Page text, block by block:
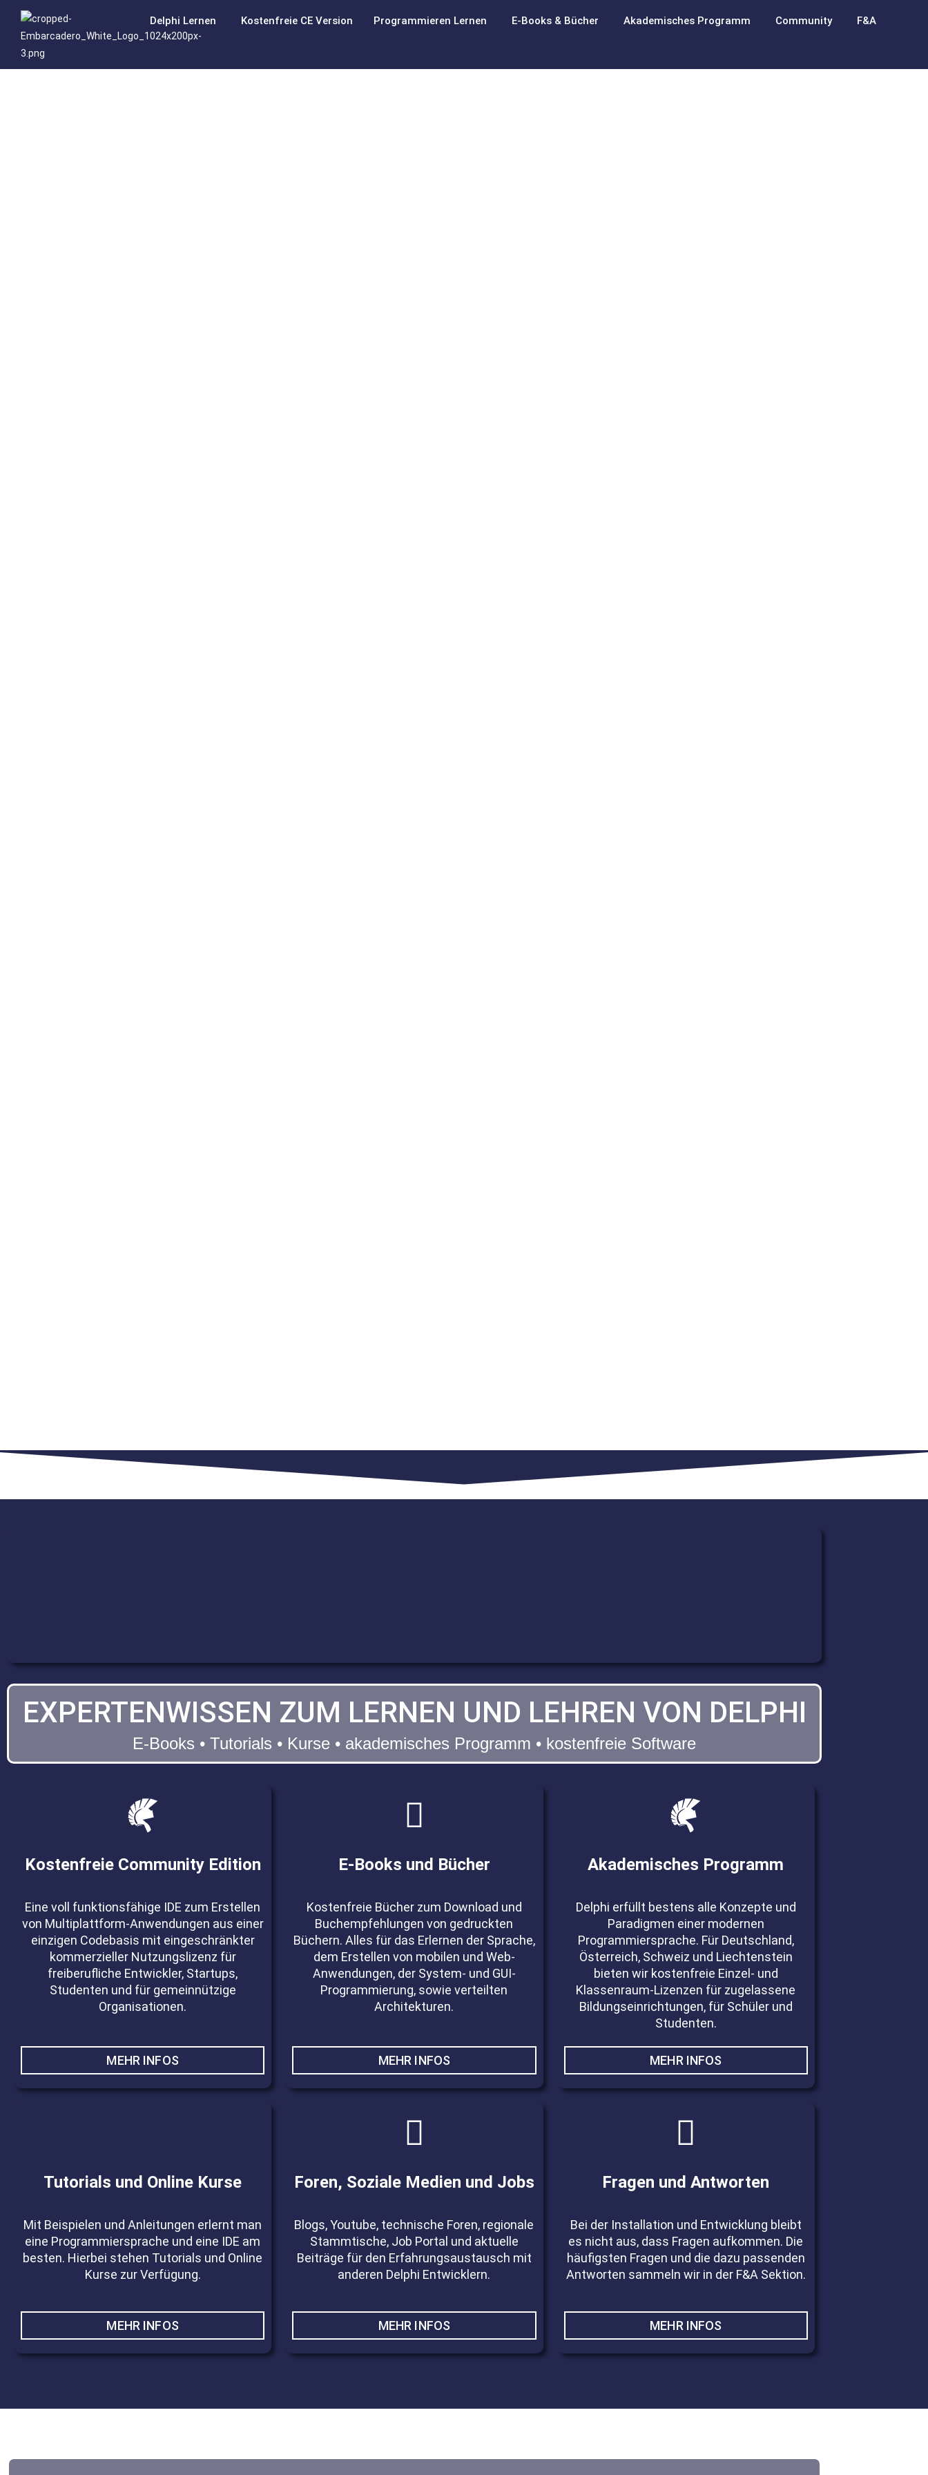
Delphi Lernen Kostenfreie CE Version Programmieren Lernen E-Books & Bücher Akademisches Programm Community F&A
EXPERTENWISSEN ZUM LERNEN UND LEHREN VON DELPHI
E-Books • Tutorials • Kurse • akademisches Programm • kostenfreie Software
Kostenfreie Community Edition
Eine voll funktionsfähige IDE zum Erstellen
von Multiplattform-Anwendungen aus einer
einzigen Codebasis mit eingeschränkter
kommerzieller Nutzungslizenz für
freiberufliche Entwickler, Startups,
Studenten und für gemeinnützige
Organisationen.
MEHR INFOS
E-Books und Bücher
Kostenfreie Bücher zum Download und
Buchempfehlungen von gedruckten
Büchern. Alles für das Erlernen der Sprache,
dem Erstellen von mobilen und Web-
Anwendungen, der System- und GUI-
Programmierung, sowie verteilten
Architekturen.
MEHR INFOS
Akademisches Programm
Delphi erfüllt bestens alle Konzepte und
Paradigmen einer modernen
Programmiersprache. Für Deutschland,
Österreich, Schweiz und Liechtenstein
bieten wir kostenfreie Einzel- und
Klassenraum-Lizenzen für zugelassene
Bildungseinrichtungen, für Schüler und
Studenten.
MEHR INFOS
Tutorials und Online Kurse
Mit Beispielen und Anleitungen erlernt man
eine Programmiersprache und eine IDE am
besten. Hierbei stehen Tutorials und Online
Kurse zur Verfügung.
MEHR INFOS
Foren, Soziale Medien und Jobs
Blogs, Youtube, technische Foren, regionale
Stammtische, Job Portal und aktuelle
Beiträge für den Erfahrungsaustausch mit
anderen Delphi Entwicklern.
MEHR INFOS
Fragen und Antworten
Bei der Installation und Entwicklung bleibt
es nicht aus, dass Fragen aufkommen. Die
häufigsten Fragen und die dazu passenden
Antworten sammeln wir in der F&A Sektion.
MEHR INFOS